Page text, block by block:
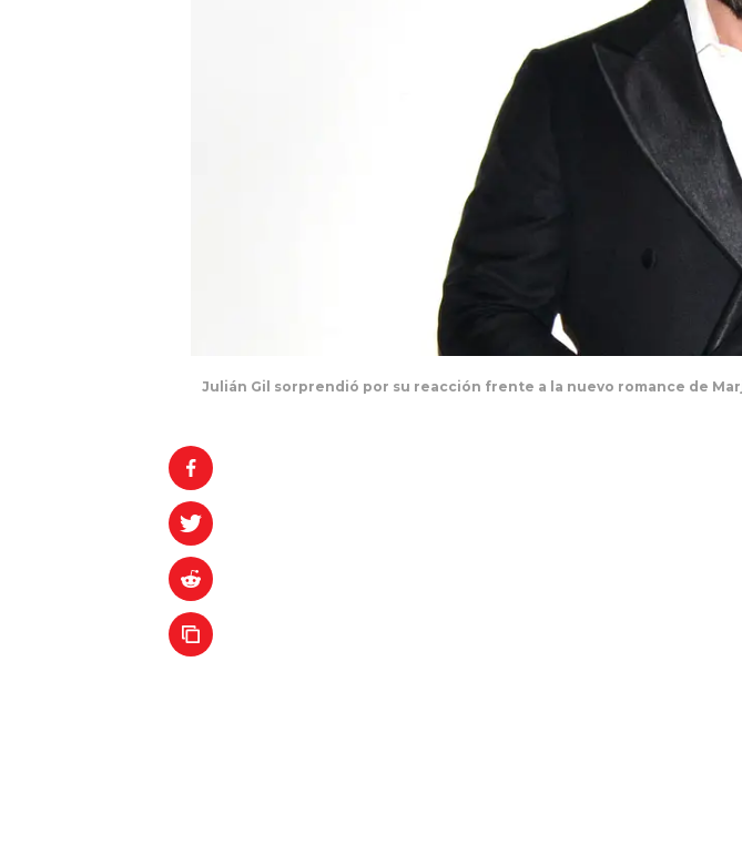
Julián Gil sorprendió por su reacción frente a la nuevo romance de